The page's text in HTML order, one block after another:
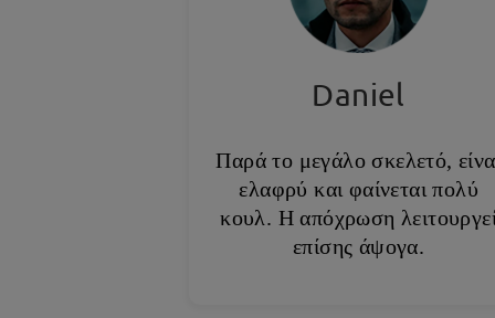
Daniel
Παρά το μεγάλο σκελετό,
ελαφρύ και φαίνεται πολύ
κουλ. Η απόχρωση
επίσης άψογα.